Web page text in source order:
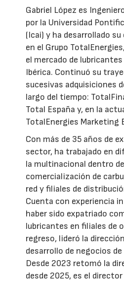
Gabriel López es
por la Universidad
(Icai) y ha desarrollado
en el Grupo
el mercado de
Ibérica. Continuó su
sucesivas adquisiciones
largo del tiempo:
Total España y, en la
TotalEnergies Marketing
Con más de 35 años de
sector, ha trabajado en
la multinacional dentro
comercialización de
red y filiales de
Cuenta con experiencia
haber sido expatriado
lubricantes en filiales de
regreso, lideró la
desarrollo de negocios
Desde 2023 retomó la
desde 2025, es el director